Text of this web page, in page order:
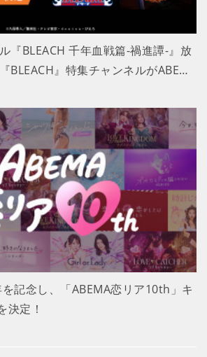
『BLEACH 千年血戦篇-禍進譚-』放
BLEACH』特集チャンネルがABE…
記念し、「ABEMA恋リア10th」キ
決定！